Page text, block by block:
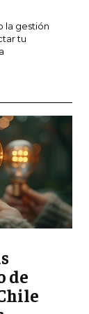
la gestión
tu
de